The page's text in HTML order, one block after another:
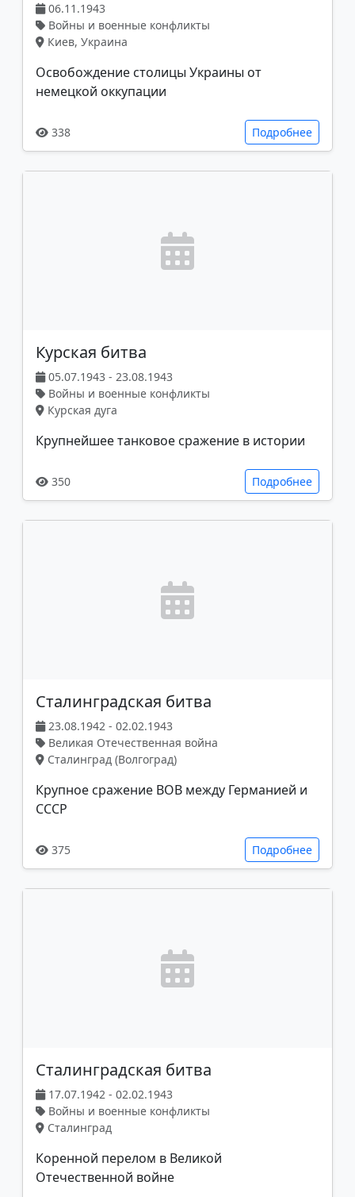
06.11.1943
Войны и военные конфликты
Киев, Украина
Освобождение столицы Украины от
немецкой оккупации
338 Подробнее
Курская битва
05.07.1943 - 23.08.1943
Войны и военные конфликты
Курская дуга
Крупнейшее танковое сражение в истории
350 Подробнее
Сталинградская битва
23.08.1942 - 02.02.1943
Великая Отечественная война
Сталинград (Волгоград)
Крупное сражение ВОВ между Германией и
СССР
375 Подробнее
Сталинградская битва
17.07.1942 - 02.02.1943
Войны и военные конфликты
Сталинград
Коренной перелом в Великой
Отечественной войне